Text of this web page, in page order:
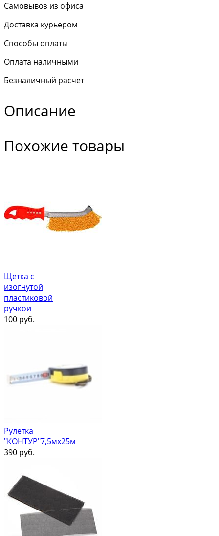
Самовывоз из офиса
Доставка курьером
Способы оплаты
Оплата наличными
Безналичный расчет
Описание
Похожие товары
Щетка с
изогнутой
пластиковой
ручкой
100 руб.
Рулетка
"КОНТУР"7,5мх25м
390 руб.